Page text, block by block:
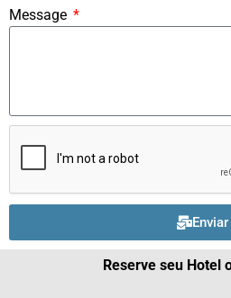
Message
Enviar
Reserve seu Hotel